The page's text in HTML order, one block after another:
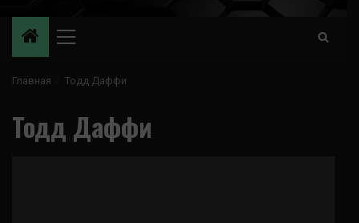
Основное
Главная Тодд Даффи
Тодд Даффи